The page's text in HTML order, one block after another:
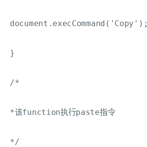
document.execCommand('Copy');
}
/*
*该function执行paste指令
*/